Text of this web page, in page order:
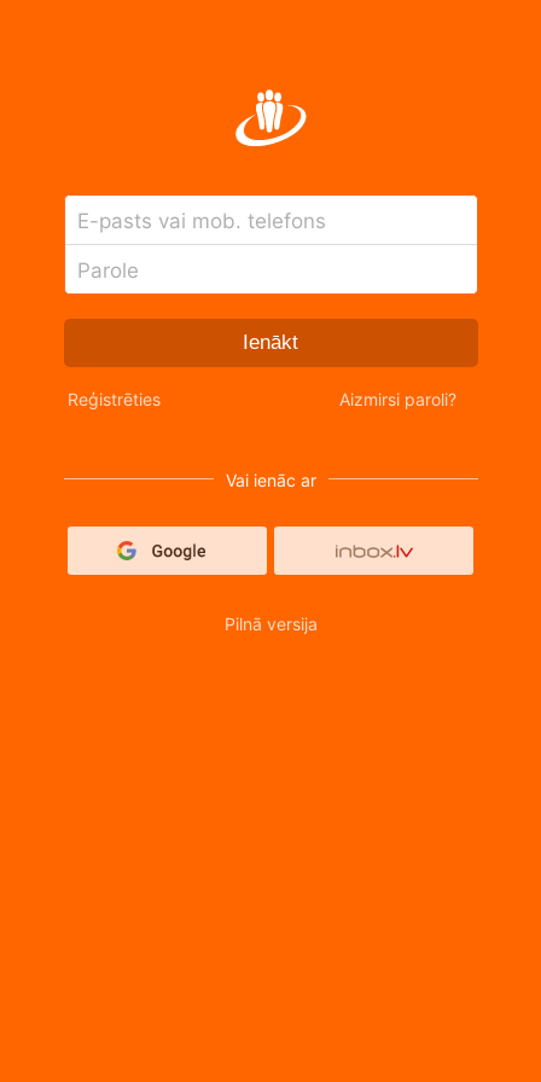
E-pasts vai mob. telefons
Parole
Ienākt
Reģistrēties Aizmirsi paroli?
Vai ienāc ar
Pilnā versija